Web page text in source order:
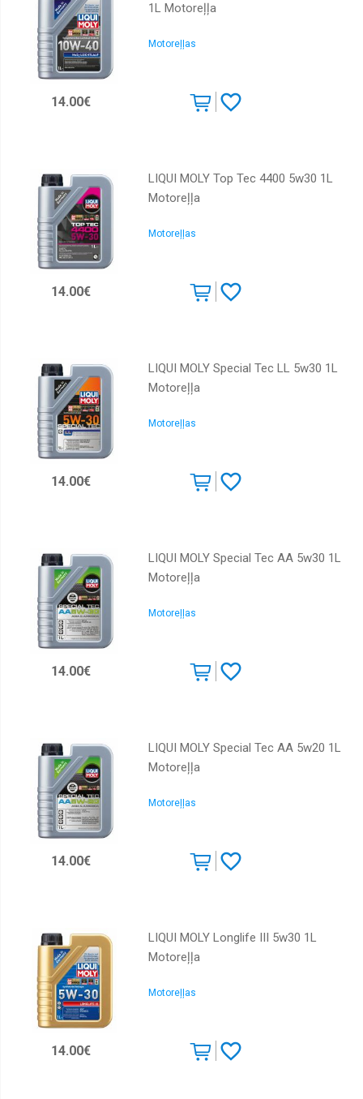
1L Motoreļļa
Motoreļļas
14.00€
LIQUI MOLY Top Tec 4400 5w30 1L
Motoreļļa
Motoreļļas
14.00€
LIQUI MOLY Special Tec LL 5w30 1L
Motoreļļa
Motoreļļas
14.00€
LIQUI MOLY Special Tec AA 5w30 1L
Motoreļļa
Motoreļļas
14.00€
LIQUI MOLY Special Tec AA 5w20 1L
Motoreļļa
Motoreļļas
14.00€
LIQUI MOLY Longlife III 5w30 1L
Motoreļļa
Motoreļļas
14.00€